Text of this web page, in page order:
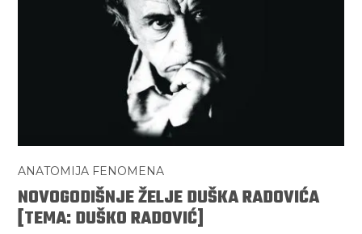
ANATOMIJA FENOMENA
NOVOGODIŠNJE ŽELJE DUŠKA RADOVIĆA
[TEMA: DUŠKO RADOVIĆ]